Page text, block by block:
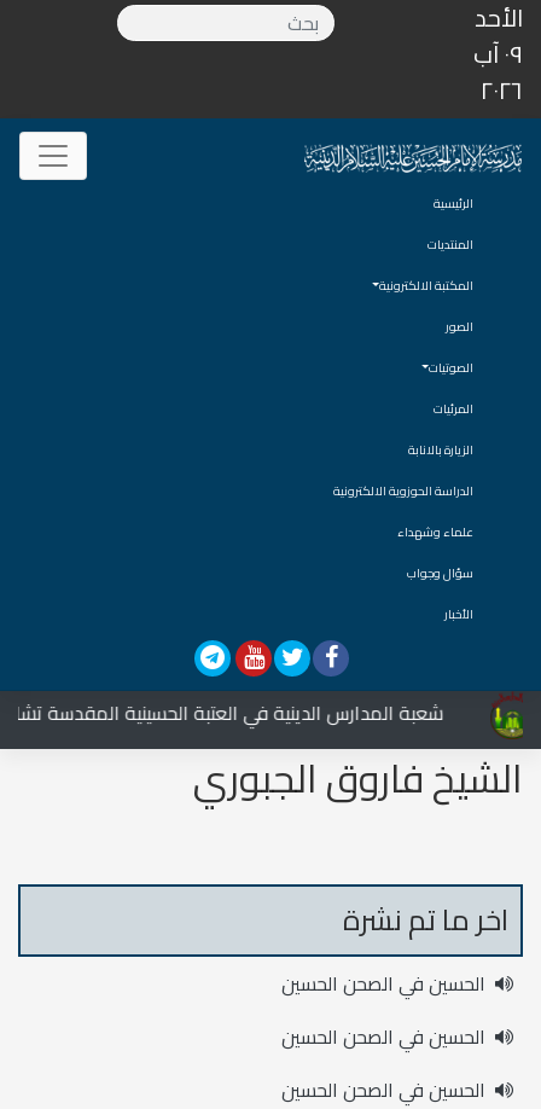
الأحد
٠٩ آب
٢٠٢٦
الرئيسية
المنتديات
المكتبة الالكترونية
الصور
الصوتيات
المرئيات
الزيارة بالانابة
الدراسة الحوزوية الالكترونية
علماء وشهداء
سؤال وجواب
الأخبار
شعبة المدارس الدينية في العتبة الحسينية المقدسة تشارك
الشيخ فاروق الجبوري
اخر ما تم نشرة
الحسين في الصحن الحسين
الحسين في الصحن الحسين
الحسين في الصحن الحسين